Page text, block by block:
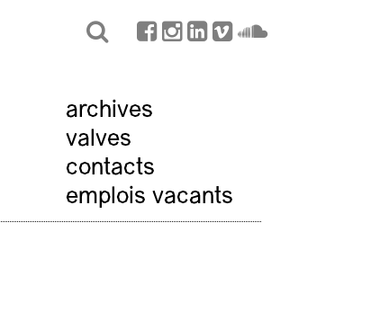
archives
valves
contacts
emplois vacants